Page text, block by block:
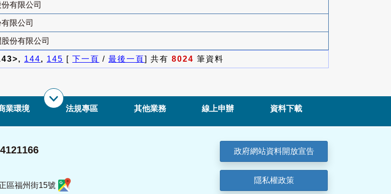
有限公司
限公司
份有限公司
144, 145 [ 下一頁 / 最後一頁] 共有 8024 筆資料
業環境 法規專區 其他業務 線上申辦 資料下載
區福州街15號
政府網站資料開放宣告
隱私權政策